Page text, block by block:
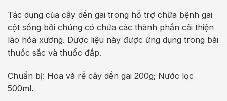
Tác dụng của cây dền gai trong hỗ trợ chữa bệnh gai
cột sống bởi chúng có chứa các thành phần cải thiện
lão hóa xương. Dược liệu này được ứng dụng trong bài
thuốc sắc và thuốc đắp.
Chuẩn bị: Hoa và rễ cây dền gai 200g; Nước lọc
500ml.